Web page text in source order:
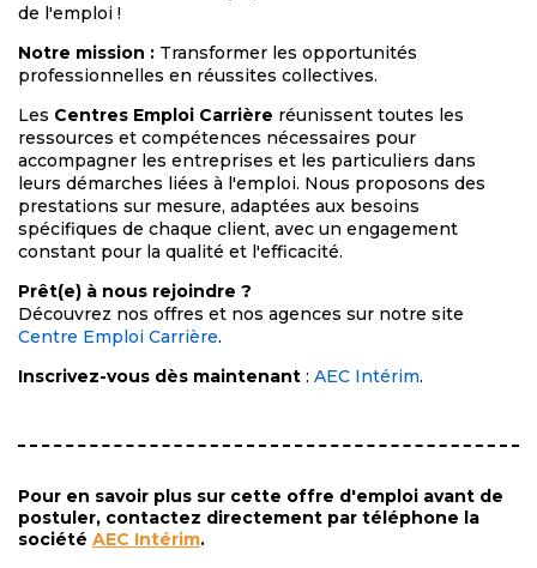
de l'emploi !
Notre mission : Transformer les opportunités
professionnelles en réussites collectives.
Les Centres Emploi Carrière réunissent toutes les
ressources et compétences nécessaires pour
accompagner les entreprises et les particuliers dans
leurs démarches liées à l'emploi. Nous proposons des
prestations sur mesure, adaptées aux besoins
spécifiques de chaque client, avec un engagement
constant pour la qualité et l'efficacité.
Prêt(e) à nous rejoindre ?
Découvrez nos offres et nos agences sur notre site
Centre Emploi Carrière.
Inscrivez-vous dès maintenant : AEC Intérim.
Pour en savoir plus sur cette offre d'emploi avant de
postuler, contactez directement par téléphone la
société AEC Intérim.